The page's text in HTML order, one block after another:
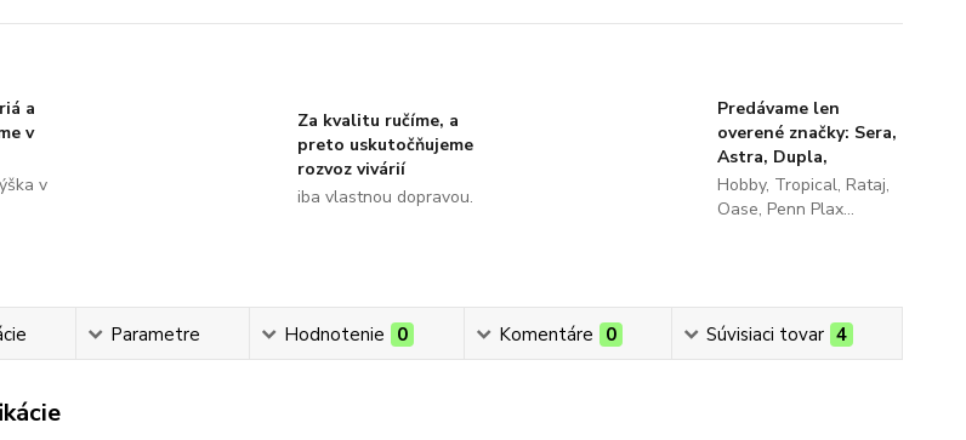
a
v
v
Za kvalitu ručíme, a
preto uskutočňujeme
rozvoz vivárií
iba vlastnou dopravou.
Predávame len
overené značky: Sera,
Astra, Dupla,
Hobby, Tropical, Rataj,
Oase, Penn Plax...
Parametre Hodnotenie 0 Komentáre 0 Súvisiaci tovar 4